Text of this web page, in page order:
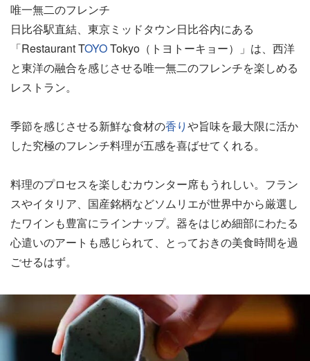
唯一無二のフレンチ
日比谷駅直結、東京ミッドタウン日比谷内にある
「Restaurant TOYOTokyo（トヨトーキョー）」は、西洋
と東洋の融合を感じさせる唯一無二のフレンチを楽しめる
レストラン。
季節を感じさせる新鮮な食材の香りや旨味を最大限に活か
した究極のフレンチ料理が五感を喜ばせてくれる。
料理のプロセスを楽しむカウンター席もうれしい。フラン
スやイタリア、国産銘柄などソムリエが世界中から厳選し
たワインも豊富にラインナップ。器をはじめ細部にわたる
心遣いのアートも感じられて、とっておきの美食時間を過
ごせるはず。